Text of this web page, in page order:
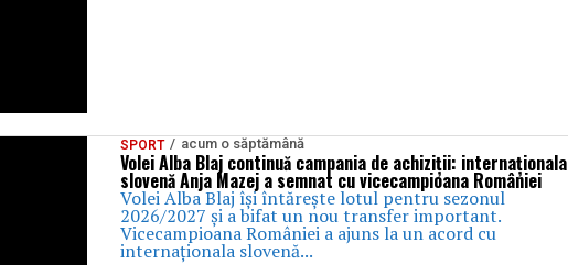
SPORT acum o săptămână
Volei Alba Blaj continuă campania de achiziții: internaționala
slovenă Anja Mazej a semnat cu vicecampioana României
Volei Alba Blaj își întărește lotul pentru sezonul
2026/2027 și a bifat un nou transfer important.
Vicecampioana României a ajuns la un acord cu
internaționala slovenă...